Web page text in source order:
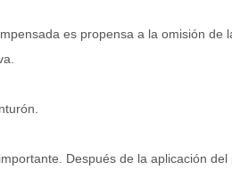
es propensa a la omisión de
Después de la aplicación